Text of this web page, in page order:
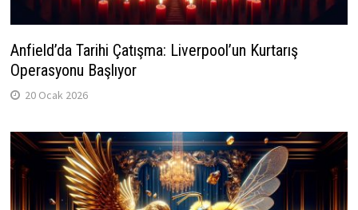
Anfield’da Tarihi Çatışma: Liverpool’un Kurtarış
Operasyonu Başlıyor
20 Ocak 2026